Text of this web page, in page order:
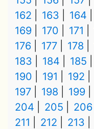
162
163 164
169
170 171
176
177 178
183
184 185
190
191 192
197
198 199
204
205 206
211
212 213